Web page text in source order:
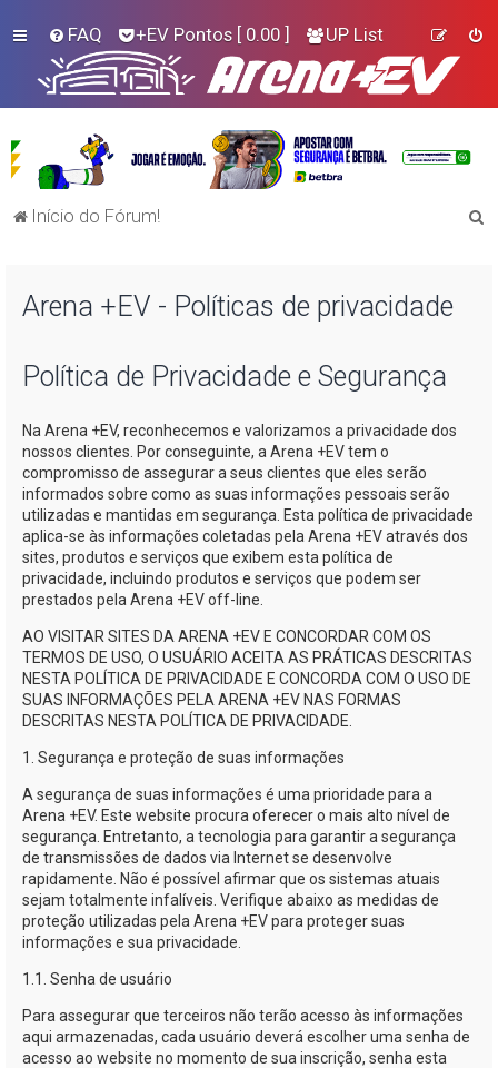
FAQ +EV Pontos [ 0.00 ] UP List
Início do Fórum!
Arena +EV - Políticas de privacidade
Política de Privacidade e Segurança
Na Arena +EV, reconhecemos e valorizamos a privacidade dos
nossos clientes. Por conseguinte, a Arena +EVtem o
compromisso de assegurar a seus clientes que eles serão
informados sobre como as suas informações pessoais serão
utilizadas e mantidas em segurança. Esta política de privacidade
aplica-se às informações coletadas pela Arena +EVatravés dos
sites, produtos e serviços que exibem esta política de
privacidade, incluindo produtos e serviços que podem ser
prestados pela Arena +EVoff-line.
AO VISITAR SITES DA ARENA +EVE CONCORDAR COM OS
TERMOS DE USO, O USUÁRIO ACEITA AS PRÁTICAS DESCRITAS
NESTA POLÍTICA DE PRIVACIDADE E CONCORDA COM O USO DE
SUAS INFORMAÇÕES PELA ARENA +EVNAS FORMAS
DESCRITAS NESTA POLÍTICA DE PRIVACIDADE.
1. Segurança e proteção de suas informações
A segurança de suas informações é uma prioridade para a
Arena +EV. Este website procura oferecer o mais alto nível de
segurança. Entretanto, a tecnologia para garantir a segurança
de transmissões de dados via Internet se desenvolve
rapidamente. Não é possível afirmar que os sistemas atuais
sejam totalmente infalíveis. Verifique abaixo as medidas de
proteção utilizadas pela Arena +EVpara proteger suas
informações e sua privacidade.
1.1. Senha de usuário
Para assegurar que terceiros não terão acesso às informações
aqui armazenadas, cada usuário deverá escolher uma senha de
acesso ao website no momento de sua inscrição, senha esta